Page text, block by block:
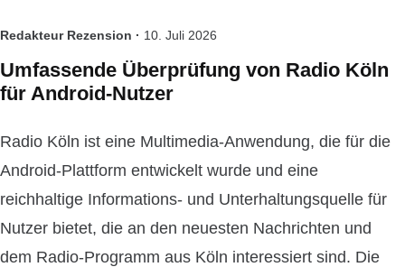
Redakteur Rezension · 10. Juli 2026
Umfassende Überprüfung von Radio Köln
für Android-Nutzer
Radio Köln ist eine Multimedia-Anwendung, die für die
Android-Plattform entwickelt wurde und eine
reichhaltige Informations- und Unterhaltungsquelle für
Nutzer bietet, die an den neuesten Nachrichten und
dem Radio-Programm aus Köln interessiert sind. Die